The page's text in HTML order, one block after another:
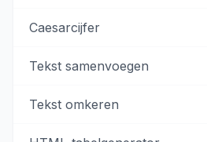
Caesarcijfer
Tekst samenvoegen
Tekst omkeren